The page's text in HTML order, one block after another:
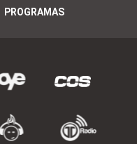
PROGRAMAS